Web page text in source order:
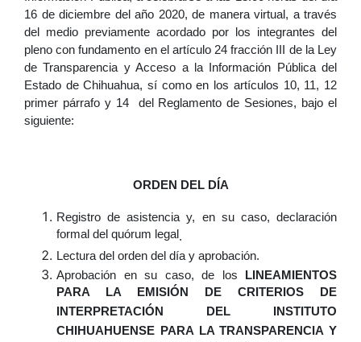
16 de diciembre del año 2020, de manera virtual, a través
del medio previamente acordado por los integrantes del
pleno con fundamento en el artículo 24 fracción III de la Ley
de Transparencia y Acceso a la Información Pública del
Estado de Chihuahua, sí como en los artículos 10, 11, 12
primer párrafo y 14 del Reglamento de Sesiones, bajo el
siguiente:
ORDEN DEL DÍA
Registro de asistencia y, en su caso, declaración
formal del quórum legal.
Lectura del orden del día y aprobación.
Aprobación en su caso, de los
LINEAMIENTOS
PARA LA EMISIÓN DE CRITERIOS DE
INTERPRETACIÓN DEL INSTITUTO
CHIHUAHUENSE PARA LA TRANSPARENCIA Y